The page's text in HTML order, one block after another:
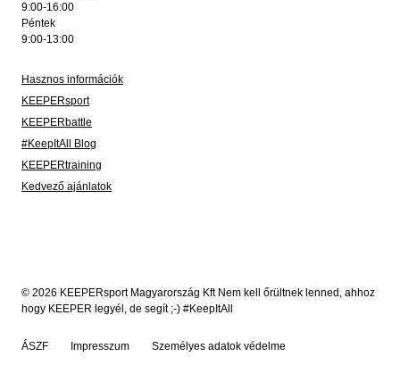
9:00-16:00
Péntek
9:00-13:00
Hasznos információk
KEEPERsport
KEEPERbattle
#KeepItAll Blog
KEEPERtraining
Kedvező ajánlatok
© 2026 KEEPERsport Magyarország Kft Nem kell őrültnek lenned, ahhoz
hogy KEEPER legyél, de segít ;-) #KeepItAll
ÁSZF Impresszum Személyes adatok védelme